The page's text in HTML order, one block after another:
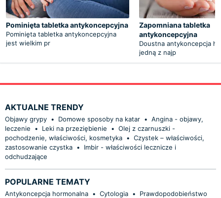
Pominięta tabletka antykoncepcyjna
Pominięta tabletka antykoncepcyjna
jest wielkim pr
Zapomniana tabletka
antykoncepcyjna
Doustna antykoncepcja
jedną z najp
AKTUALNE TRENDY
Objawy grypy • Domowe sposoby na katar • Angina - objawy,
leczenie
• Leki na przeziębienie • Olej z czarnuszki -
pochodzenie, właściwości, kosmetyka • Czystek – właściwości,
zastosowanie czystka •
Imbir - właściwości lecznicze i
odchudzające
POPULARNE TEMATY
Antykoncepcja hormonalna • Cytologia •
Prawdopodobieństwo